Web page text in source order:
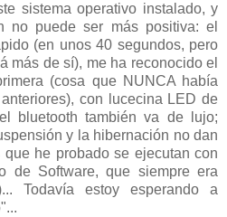
sistema operativo instalado, y
no puede ser más positiva: el
(en unos 40 segundos, pero
más de sí), me ha reconocido el
(cosa que NUNCA había
con lucecina LED de
bluetooth también va de lujo;
y la hibernación no dan
he probado se ejecutan con
de Software, que siempre era
Todavía estoy esperando a